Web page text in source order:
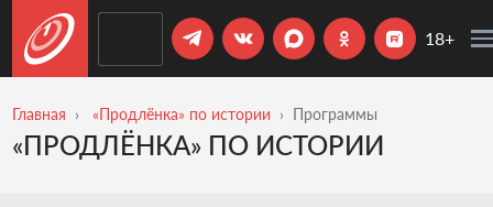
18+
Главная «Продлёнка» по истории Программы
«ПРОДЛЁНКА» ПО ИСТОРИИ